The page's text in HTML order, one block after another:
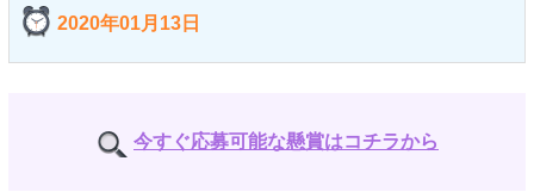
2020年01月13日
今すぐ応募可能な懸賞はコチラから